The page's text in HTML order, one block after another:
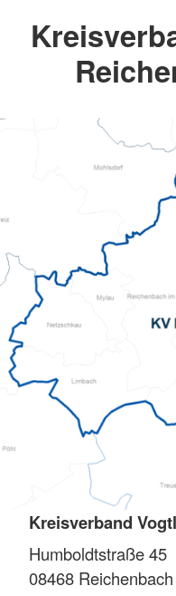
Kreisverband
Humboldtstraße 45
08468 Reichenbach